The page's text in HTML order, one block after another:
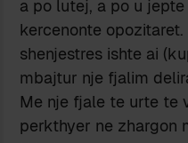
a po lutej, a po u
kercenonte
shenjestres ishte ai
mbajtur nje fjalim
Me nje fjale te urte te
perkthyer ne zhargon